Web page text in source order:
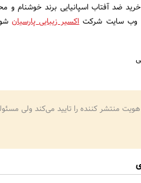
ضد آفتاب اسپانیایی برند خوشنام و
وب سایت شرکتاکسیر زیبایی پارسیان
هویت منتشر کننده را تایید می‌کند ولی